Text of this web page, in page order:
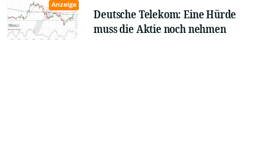
Anzeige
Deutsche Telekom: Eine Hürde
muss die Aktie noch nehmen